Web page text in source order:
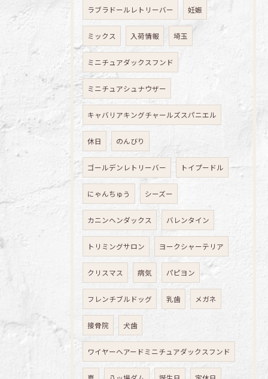
ラブラドールレトリーバー 妊娠
ミックス 入荷情報 埼玉
ミニチュアダックスフンド
ミニチュアシュナウザー
キャバリアキングチャールズスパニエル
休日 のんびり
ゴールデンレトリーバー トイプードル
にゃんちゅう シーズー
カニンヘンダックス バレンタイン
トリミングサロン ヨークシャーテリア
クリスマス 病気 パピヨン
フレンチブルドッグ 乳歯 メガネ
接骨院 犬歯
ワイヤーヘアードミニチュアダックスフンド